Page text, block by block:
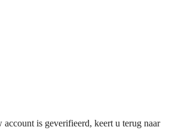
account is geverifieerd, keert u terug naar